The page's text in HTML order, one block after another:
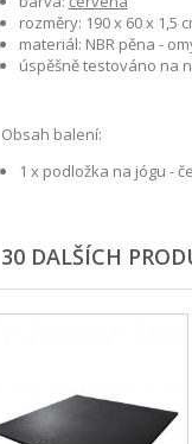
rozměry: 190 x 60 x 1,5
materiál: NBR pěna -
úspěšně testováno na
Obsah balení:
1 x podložka na jógu -
30 DALŠÍCH